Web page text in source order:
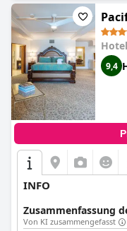
einen luxuriösen
9,4
INFO
Zusammenfassung
Von KI zusammengefasst